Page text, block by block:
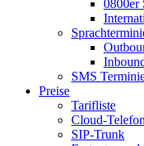
0800er
SMS
Preise
Tarifliste
Cloud-
SIP-Trunk